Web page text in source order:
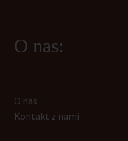
O nas:
O nas
Kontakt z nami